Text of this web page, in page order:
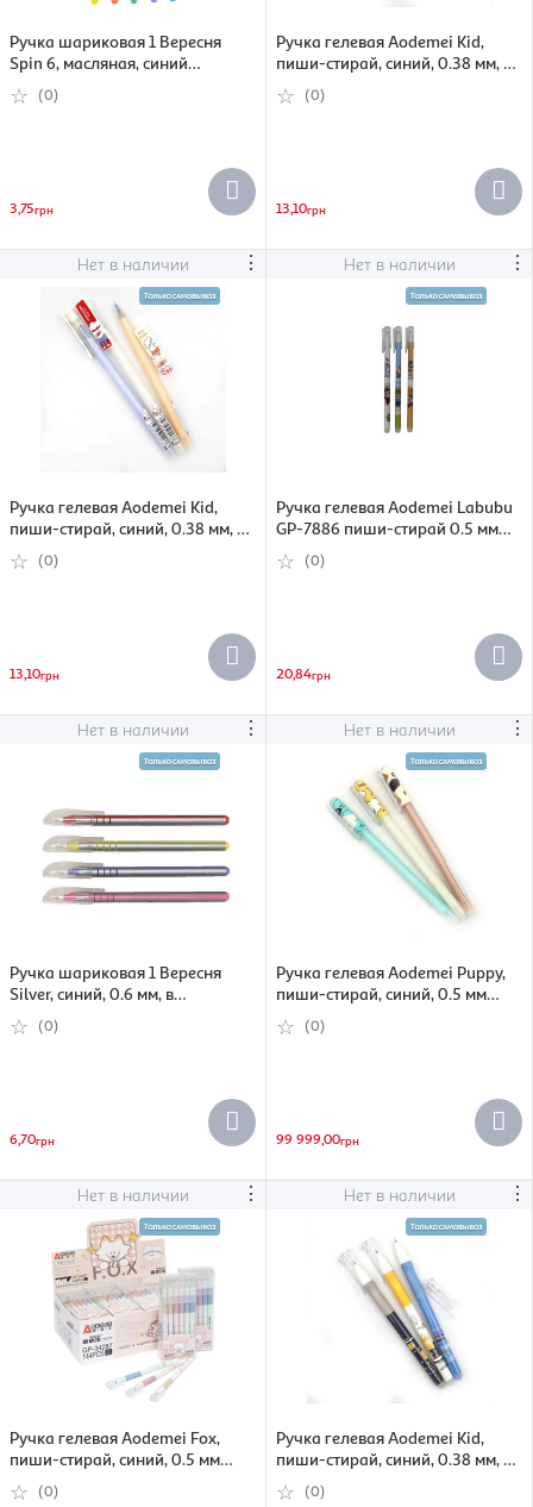
Ручка шариковая 1 Вересня
Spin 6, масляная, синий
(5009074110559)
(0)
3,75грн
Ручка гелевая Aodemei Kid,
пиши-стирай, синий, 0.38 мм, в
ассортименте (6956953554111)
(0)
13,10грн
Нет в наличии ⋮
Ручка гелевая Aodemei Kid,
пиши-стирай, синий, 0.38 мм, в
ассортименте (6956953553763)
(0)
13,10грн
Нет в наличии ⋮
Ручка гелевая Aodemei Labubu
GP-7886 пиши-стирай 0.5 мм
синий в ассортименте
(6902035378861)
(0)
20,84грн
Нет в наличии ⋮
Ручка шариковая 1 Вересня
Silver, синий, 0.6 мм, в
ассортименте (4820253260770)
(0)
6,70грн
Нет в наличии ⋮
Ручка гелевая Aodemei Puppy,
пиши-стирай, синий, 0.5 мм
(6956953534526)
(0)
99 999,00грн
Нет в наличии ⋮
Ручка гелевая Aodemei Fox,
пиши-стирай, синий, 0.5 мм
(6956953554708)
(0)
Нет в наличии ⋮
Ручка гелевая Aodemei Kid,
пиши-стирай, синий, 0.38 мм, в
ассортименте (6956953554937)
(0)